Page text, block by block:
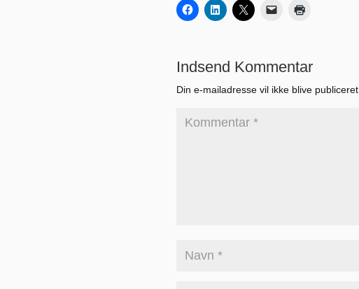
Indsend Kommentar
Din e-mailadresse vil ikke blive publiceret.